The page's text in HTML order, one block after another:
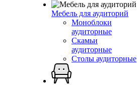
Мебель для аудиторий
Моноблоки
аудиторные
Скамьи
аудиторные
Столы аудиторные